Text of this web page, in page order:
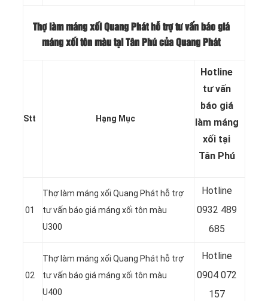
Thợ làm máng xối Quang Phát hỗ trợ tư vấn báo giá
máng xối tôn màu tại Tân Phú của Quang Phát
Stt Hạng Mục
Hotline
tư vấn
báo giá
làm máng
xối tại
Tân Phú
01
Thợ làm máng xối Quang Phát hỗ trợ
tư vấn báo giá máng xối tôn màu
U300
Hotline
0932 489
685
02
Thợ làm máng xối Quang Phát hỗ trợ
tư vấn báo giá máng xối tôn màu
U400
Hotline
0904 072
157